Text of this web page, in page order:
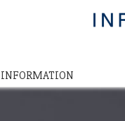
INFORMATION